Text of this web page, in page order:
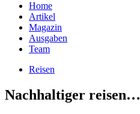
Home
Artikel
Magazin
Ausgaben
Team
Reisen
Nachhaltiger reisen…